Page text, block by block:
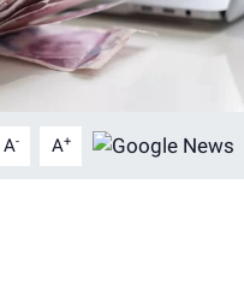
A- A+